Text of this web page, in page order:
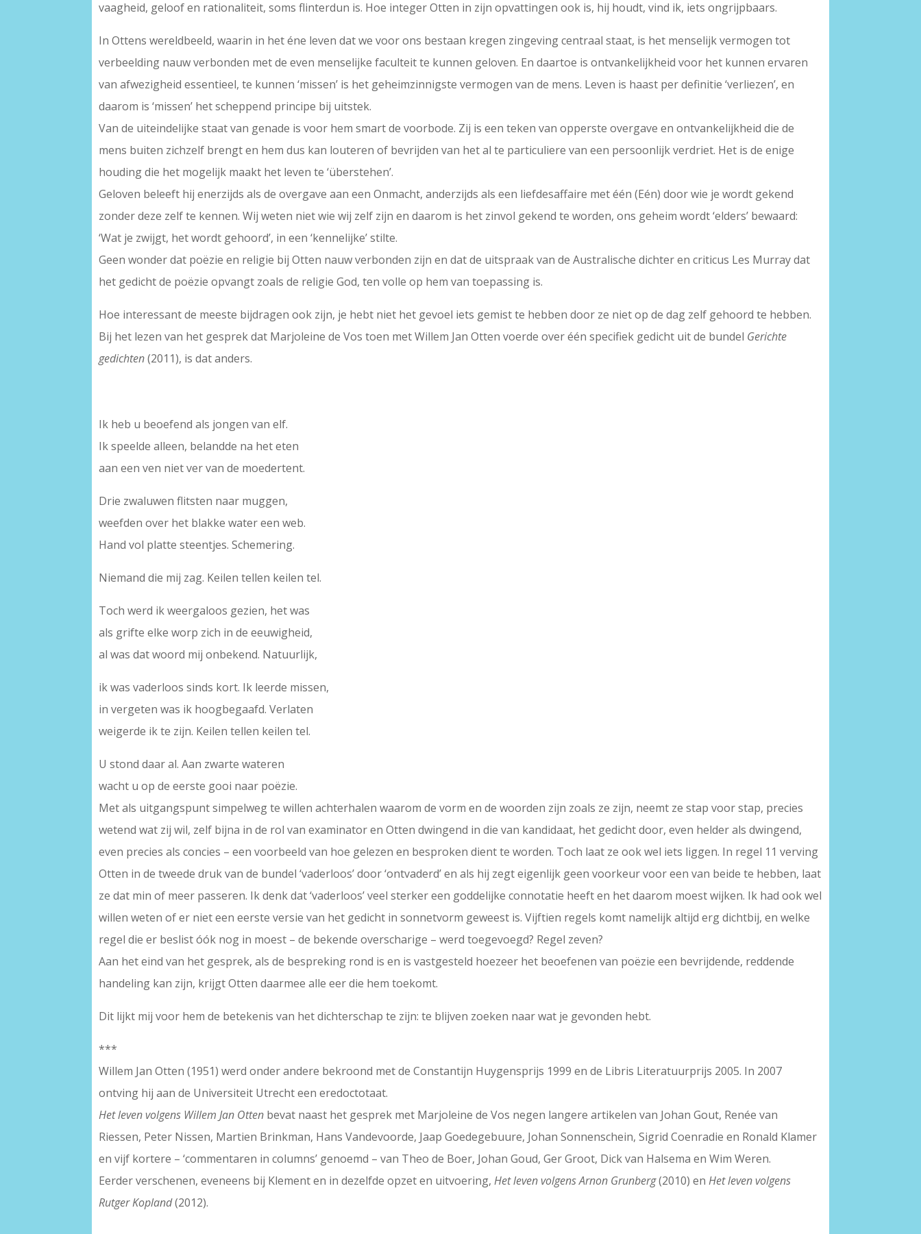
vaagheid, geloof en rationaliteit, soms flinterdun is. Hoe integer Otten in zijn opvattingen ook is, hij houdt, vind ik, iets ongrijpbaars.
In Ottens wereldbeeld, waarin in het éne leven dat we voor ons bestaan kregen zingeving centraal staat, is het menselijk vermogen tot
verbeelding nauw verbonden met de even menselijke faculteit te kunnen geloven. En daartoe is ontvankelijkheid voor het kunnen ervaren
van afwezigheid essentieel, te kunnen ‘missen’ is het geheimzinnigste vermogen van de mens. Leven is haast per definitie ‘verliezen’, en
daarom is ‘missen’ het scheppend principe bij uitstek.
Van de uiteindelijke staat van genade is voor hem smart de voorbode. Zij is een teken van opperste overgave en ontvankelijkheid die de
mens buiten zichzelf brengt en hem dus kan louteren of bevrijden van het al te particuliere van een persoonlijk verdriet. Het is de enige
houding die het mogelijk maakt het leven te ‘überstehen’.
Geloven beleeft hij enerzijds als de overgave aan een Onmacht, anderzijds als een liefdesaffaire met één (Eén) door wie je wordt gekend
zonder deze zelf te kennen. Wij weten niet wie wij zelf zijn en daarom is het zinvol gekend te worden, ons geheim wordt ‘elders’ bewaard:
‘Wat je zwijgt, het wordt gehoord’, in een ‘kennelijke’ stilte.
Geen wonder dat poëzie en religie bij Otten nauw verbonden zijn en dat de uitspraak van de Australische dichter en criticus Les Murray dat
het gedicht de poëzie opvangt zoals de religie God, ten volle op hem van toepassing is.
Hoe interessant de meeste bijdragen ook zijn, je hebt niet het gevoel iets gemist te hebben door ze niet op de dag zelf gehoord te hebben.
Bij het lezen van het gesprek dat Marjoleine de Vos toen met Willem Jan Otten voerde over één specifiek gedicht uit de bundel Gerichte
gedichten(2011), is dat anders.
Ik heb u beoefend als jongen van elf.
Ik speelde alleen, belandde na het eten
aan een ven niet ver van de moedertent.
Drie zwaluwen flitsten naar muggen,
weefden over het blakke water een web.
Hand vol platte steentjes. Schemering.
Niemand die mij zag. Keilen tellen keilen tel.
Toch werd ik weergaloos gezien, het was
als grifte elke worp zich in de eeuwigheid,
al was dat woord mij onbekend. Natuurlijk,
ik was vaderloos sinds kort. Ik leerde missen,
in vergeten was ik hoogbegaafd. Verlaten
weigerde ik te zijn. Keilen tellen keilen tel.
U stond daar al. Aan zwarte wateren
wacht u op de eerste gooi naar poëzie.
Met als uitgangspunt simpelweg te willen achterhalen waarom de vorm en de woorden zijn zoals ze zijn, neemt ze stap voor stap, precies
wetend wat zij wil, zelf bijna in de rol van examinator en Otten dwingend in die van kandidaat, het gedicht door, even helder als dwingend,
even precies als concies – een voorbeeld van hoe gelezen en besproken dient te worden. Toch laat ze ook wel iets liggen. In regel 11 verving
Otten in de tweede druk van de bundel ‘vaderloos’ door ‘ontvaderd’ en als hij zegt eigenlijk geen voorkeur voor een van beide te hebben, laat
ze dat min of meer passeren. Ik denk dat ‘vaderloos’ veel sterker een goddelijke connotatie heeft en het daarom moest wijken. Ik had ook wel
willen weten of er niet een eerste versie van het gedicht in sonnetvorm geweest is. Vijftien regels komt namelijk altijd erg dichtbij, en welke
regel die er beslist óók nog in moest – de bekende overscharige – werd toegevoegd? Regel zeven?
Aan het eind van het gesprek, als de bespreking rond is en is vastgesteld hoezeer het beoefenen van poëzie een bevrijdende, reddende
handeling kan zijn, krijgt Otten daarmee alle eer die hem toekomt.
Dit lijkt mij voor hem de betekenis van het dichterschap te zijn: te blijven zoeken naar wat je gevonden hebt.
***
Willem Jan Otten (1951) werd onder andere bekroond met de Constantijn Huygensprijs 1999 en de Libris Literatuurprijs 2005. In 2007
ontving hij aan de Universiteit Utrecht een eredoctotaat.
Het leven volgens Willem Jan Otten bevat naast het gesprek met Marjoleine de Vos negen langere artikelen van Johan Gout, Renée van
Riessen, Peter Nissen, Martien Brinkman, Hans Vandevoorde, Jaap Goedegebuure, Johan Sonnenschein, Sigrid Coenradie en Ronald Klamer
en vijf kortere – ‘commentaren in columns’ genoemd – van Theo de Boer, Johan Goud, Ger Groot, Dick van Halsema en Wim Weren.
Eerder verschenen, eveneens bij Klement en in dezelfde opzet en uitvoering,Het leven volgens Arnon Grunberg(2010) enHet leven volgens
Rutger Kopland(2012).